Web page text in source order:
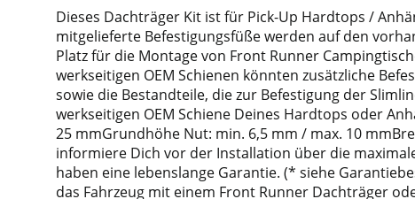
Dieses Dachträger Kit ist für Pick-Up Hardtops /
mitgelieferte Befestigungsfüße werden auf den
Platz für die Montage von Front Runner
werkseitigen OEM Schienen könnten zusätzliche
sowie die Bestandteile, die zur Befestigung der
werkseitigen OEM Schiene Deines Hardtops oder
25 mmGrundhöhe Nut: min. 6,5 mm / max. 10
informiere Dich vor der Installation über die
haben eine lebenslange Garantie. (* siehe
das Fahrzeug mit einem Front Runner Dachträger